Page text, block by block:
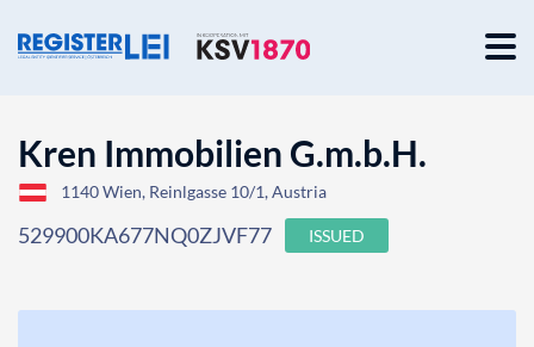
Kren Immobilien G.m.b.H.
1140 Wien, Reinlgasse 10/1, Austria
529900KA677NQ0ZJVF77 ISSUED